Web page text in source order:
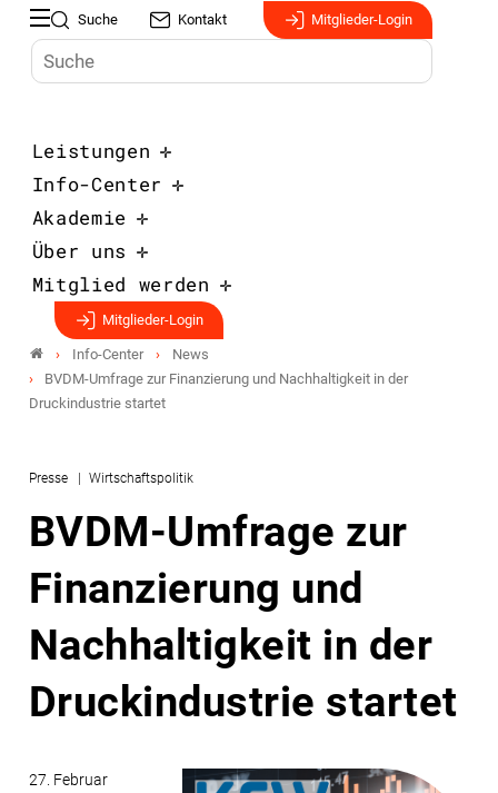
Suche Kontakt Mitglieder-Login
Leistungen
Info-Center
Akademie
Über uns
Mitglied werden
Mitglieder-Login
Info-Center
News
BVDM-Umfrage zur Finanzierung und Nachhaltigkeit in der
Druckindustrie startet
Presse Wirtschaftspolitik
BVDM-Umfrage zur
Finanzierung und
Nachhaltigkeit in der
Druckindustrie startet
27. Februar